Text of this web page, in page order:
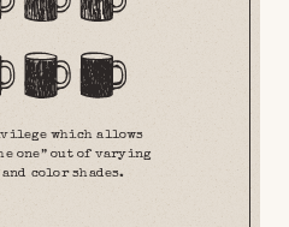
which allows
one” out of varying
color shades.